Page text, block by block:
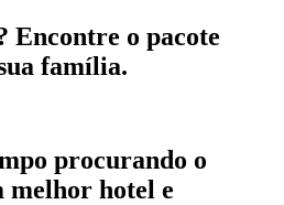
Encontre o pacote
família.
procurando o
melhor hotel e